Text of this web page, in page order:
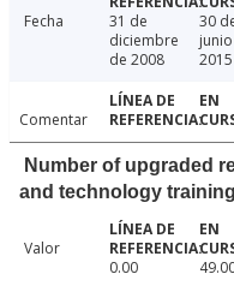
Fecha
31 de
diciembre
de 2008
30
2015
Comentar
Number of upgraded
and technology
Valor
0.00